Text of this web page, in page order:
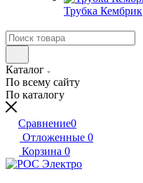
Трубка Кембрик
Каталог
По всему сайту
По каталогу
Сравнение0
Отложенные 0
Корзина 0